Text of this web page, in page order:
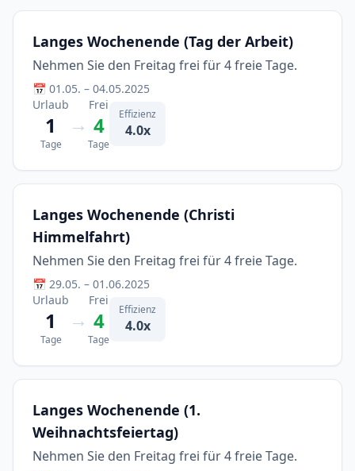
Langes Wochenende (Tag der Arbeit)
Nehmen Sie den Freitag frei für 4 freie Tage.
📅 01.05. – 04.05.2025
Urlaub
1
Tage
→
Frei
4
Tage
Effizienz
4.0x
Langes Wochenende (Christi
Himmelfahrt)
Nehmen Sie den Freitag frei für 4 freie Tage.
📅 29.05. – 01.06.2025
Urlaub
1
Tage
→
Frei
4
Tage
Effizienz
4.0x
Langes Wochenende (1.
Weihnachtsfeiertag)
Nehmen Sie den Freitag frei für 4 freie Tage.